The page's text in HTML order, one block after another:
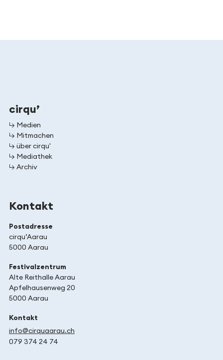
cirqu’
↳ Medien
↳ Mitmachen
↳ über cirqu'
↳ Mediathek
↳ Archiv
Kontakt
Postadresse
cirqu’Aarau
5000 Aarau
Festivalzentrum
Alte Reithalle Aarau
Apfelhausenweg 20
5000 Aarau
Kontakt
info@cirquaarau.ch
079 374 24 74